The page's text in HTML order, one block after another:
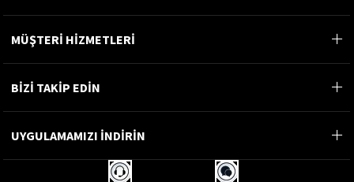
MÜŞTERİ HİZMETLERİ
BİZİ TAKİP EDİN
UYGULAMAMIZI İNDİRİN